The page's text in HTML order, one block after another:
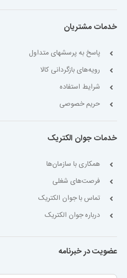
خدمات مشتریان
پاسخ به پرسشهای متداول
رویه‌های بازگردانی کالا
شرایط استفاده
حریم خصوصی
خدمات جوان الکتریک
همکاری با سازمان‌ها
فرصت‌های شغلی
تماس با جوان الکتریک
درباره جوان الکتریک
عضویت در خبرنامه